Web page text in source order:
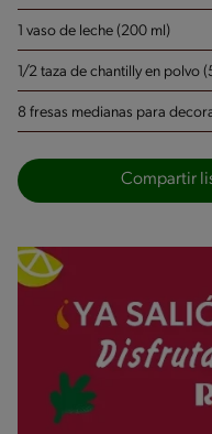
1 vaso de leche (200 ml)
1/2 taza de chantilly en polvo
8 fresas medianas para
Compartir